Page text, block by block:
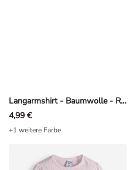
Langarmshirt - Baumwolle - Rosa
4,99 €
+1 weitere Farbe